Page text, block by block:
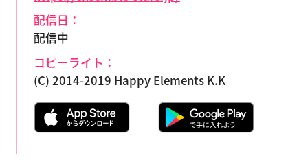
配信日：
配信中
コピーライト：
(C) 2014-2019 Happy Elements K.K